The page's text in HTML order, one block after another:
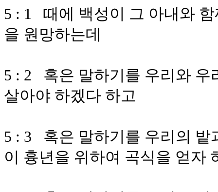
5 : 1 때에 백성이 그 아내와
을 원망하는데
5 : 2 혹은 말하기를 우리와 우
살아야 하겠다 하고
5 : 3 혹은 말하기를 우리의 밭
이 흉년을 위하여 곡식을 얻자